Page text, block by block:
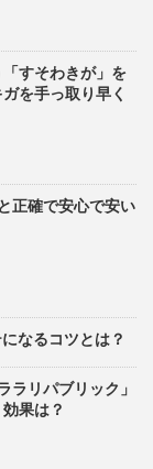
すそわきが」を
を手っ取り早く
正確で安心で安い
なるコツとは？
ラリパブリック」
果は？